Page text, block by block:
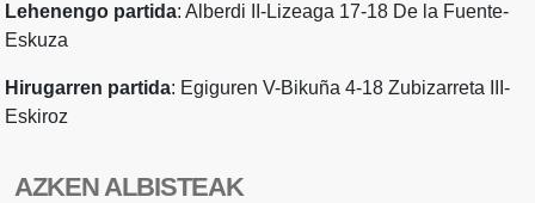
Lehenengo partida: Alberdi II-Lizeaga 17-18 De la Fuente-
Eskuza
Hirugarren partida: Egiguren V-Bikuña 4-18 Zubizarreta III-
Eskiroz
AZKEN ALBISTEAK